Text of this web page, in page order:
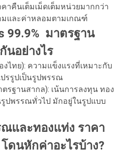
าคืนเต็มเม็ดเต็มหน่วยมากกว่า
และค่าหลอมตามเกณฑ์
99.9% มาตรฐาน
นอย่างไร
ไทย): ความแข็งแรงที่เหมาะกับ
รรูปเป็นรูปพรรณ
ตรฐานสากล): เน้นการลงทุน ทอง
ปพรรณทั่วไป มักอยู่ในรูปแบบ
และทองแท่ง ราคา
ดนหักค่าอะไรบ้าง?